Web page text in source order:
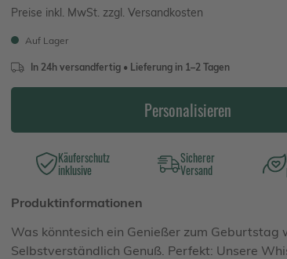
Preise inkl. MwSt. zzgl. Versandkosten
Auf Lager
In 24h versandfertig • Lieferung in 1–2 Tagen
Personalisieren
Käuferschutz
inklusive
Sicherer
Versand
Produktinformationen
Was könntesich ein Genießer zum Geburtstag
Selbstverständlich Genuß. Perfekt: Unsere